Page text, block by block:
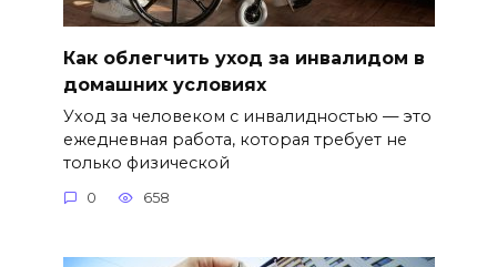
Как облегчить уход за инвалидом в
домашних условиях
Уход за человеком с инвалидностью — это
ежедневная работа, которая требует не
только физической
0 658